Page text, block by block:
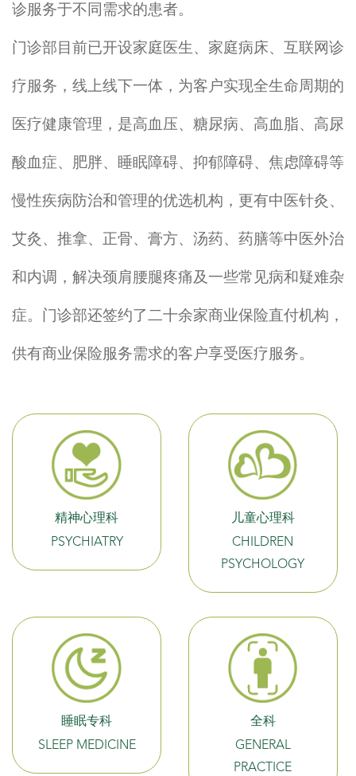
诊服务于不同需求的患者。
门诊部目前已开设家庭医生、家庭病床、互联网诊
疗服务，线上线下一体，为客户实现全生命周期的
医疗健康管理，是高血压、糖尿病、高血脂、高尿
酸血症、肥胖、睡眠障碍、抑郁障碍、焦虑障碍等
慢性疾病防治和管理的优选机构，更有中医针灸、
艾灸、推拿、正骨、膏方、汤药、药膳等中医外治
和内调，解决颈肩腰腿疼痛及一些常见病和疑难杂
症。门诊部还签约了二十余家商业保险直付机构，
供有商业保险服务需求的客户享受医疗服务。
精神心理科
PSYCHIATRY
儿童心理科
CHILDREN
PSYCHOLOGY
睡眠专科
SLEEP MEDICINE
全科
GENERAL
PRACTICE